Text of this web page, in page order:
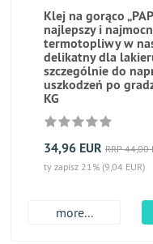
Klej na gorąco
najlepszy i
termotopliwy w
delikatny dla
szczególnie do
uszkodzeń po
KG
34,96 EUR RRP 44,00
ty zapisz 21% (9,04 EUR)
more...